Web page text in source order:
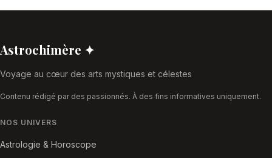
Astrochimère ✦
Voyage au cœur des arts mystiques et célestes
Contenu rédigé par des passionnés. À des fins informatives uniquement.
NOS UNIVERS
Astrologie & Horoscope